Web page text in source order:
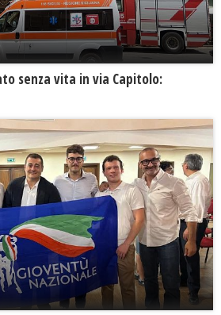
senza vita in via Capitolo: